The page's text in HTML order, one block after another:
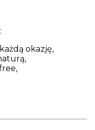
okazję,